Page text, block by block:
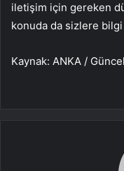
iletişim için gereken
konuda da sizlere
Kaynak: ANKA / Güncel